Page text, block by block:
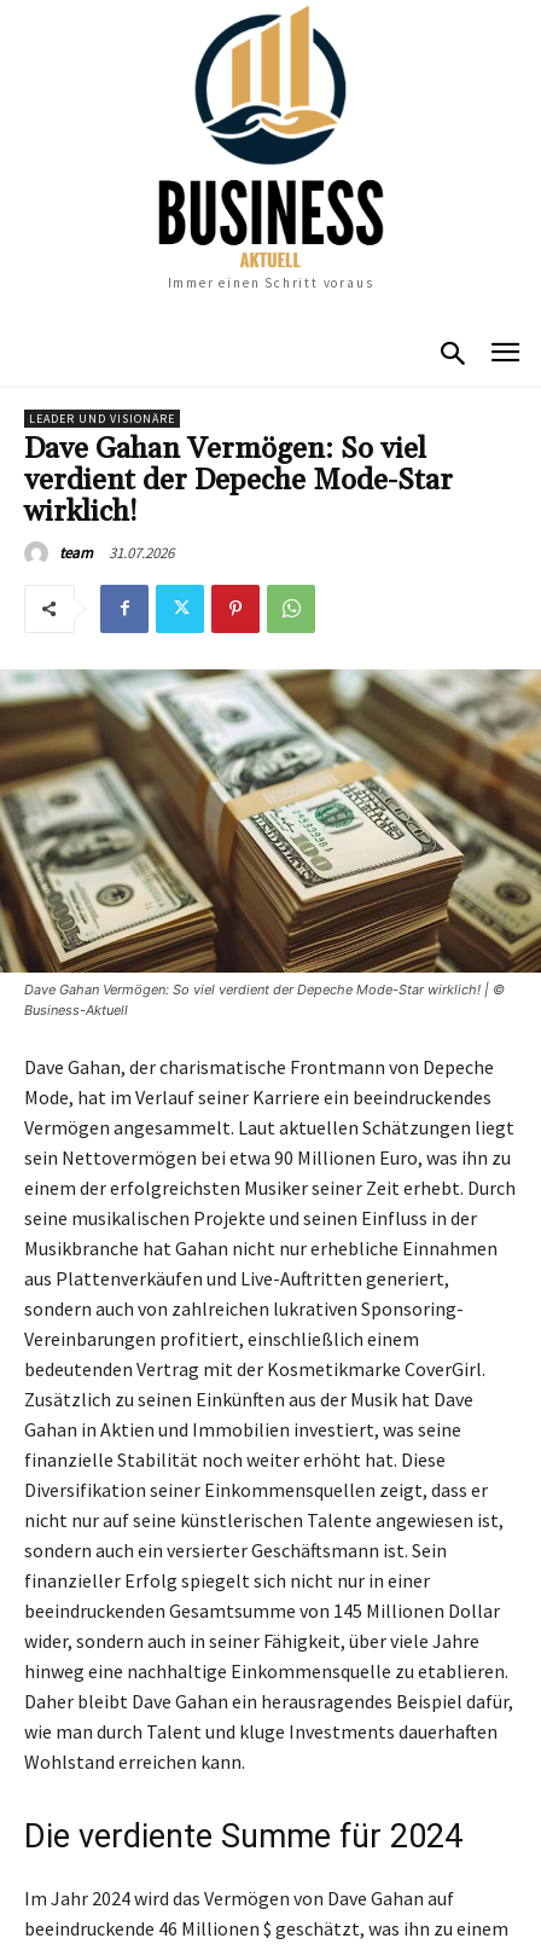
Immer einen Schritt voraus
LEADER UND VISIONÄRE
Dave Gahan Vermögen: So viel
verdient der Depeche Mode-Star
wirklich!
team 31.07.2026
Dave Gahan Vermögen: So viel verdient der Depeche Mode-Star wirklich! | ©
Business-Aktuell
Dave Gahan, der charismatische Frontmann von Depeche
Mode, hat im Verlauf seiner Karriere ein beeindruckendes
Vermögen angesammelt. Laut aktuellen Schätzungen liegt
sein Nettovermögen bei etwa 90 Millionen Euro, was ihn zu
einem der erfolgreichsten Musiker seiner Zeit erhebt. Durch
seine musikalischen Projekte und seinen Einfluss in der
Musikbranche hat Gahan nicht nur erhebliche Einnahmen
aus Plattenverkäufen und Live-Auftritten generiert,
sondern auch von zahlreichen lukrativen Sponsoring-
Vereinbarungen profitiert, einschließlich einem
bedeutenden Vertrag mit der Kosmetikmarke CoverGirl.
Zusätzlich zu seinen Einkünften aus der Musik hat Dave
Gahan in Aktien und Immobilien investiert, was seine
finanzielle Stabilität noch weiter erhöht hat. Diese
Diversifikation seiner Einkommensquellen zeigt, dass er
nicht nur auf seine künstlerischen Talente angewiesen ist,
sondern auch ein versierter Geschäftsmann ist. Sein
finanzieller Erfolg spiegelt sich nicht nur in einer
beeindruckenden Gesamtsumme von 145 Millionen Dollar
wider, sondern auch in seiner Fähigkeit, über viele Jahre
hinweg eine nachhaltige Einkommensquelle zu etablieren.
Daher bleibt Dave Gahan ein herausragendes Beispiel dafür,
wie man durch Talent und kluge Investments dauerhaften
Wohlstand erreichen kann.
Die verdiente Summe für 2024
Im Jahr 2024 wird das Vermögen von Dave Gahan auf
beeindruckende 46 Millionen $ geschätzt, was ihn zu einem